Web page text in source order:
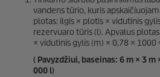
vandens tūrio, kuris
plotas: ilgis × plotis × vidutinis
rezervuaro tūris (l). Apvalus
× vidutinis gylis (m) × 0,78 × 1000
( Pavyzdžiui, baseinas: 6 m × 3 m
000 l)